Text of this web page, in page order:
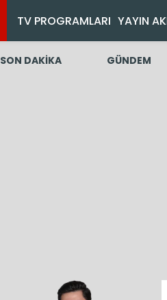
TV PROGRAMLARI YAYIN
SON DAKİKA GÜNDEM